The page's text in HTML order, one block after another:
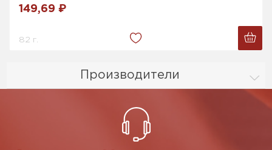
Производители
149,69 ₽
82 г.